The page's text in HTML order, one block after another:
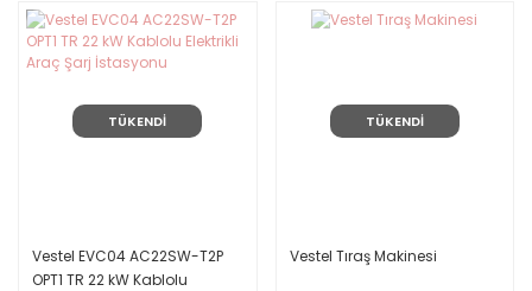
TÜKENDİ
Vestel EVC04 AC22SW-T2P
OPT1 TR 22 kW Kablolu
TÜKENDİ
Vestel Tıraş Makinesi